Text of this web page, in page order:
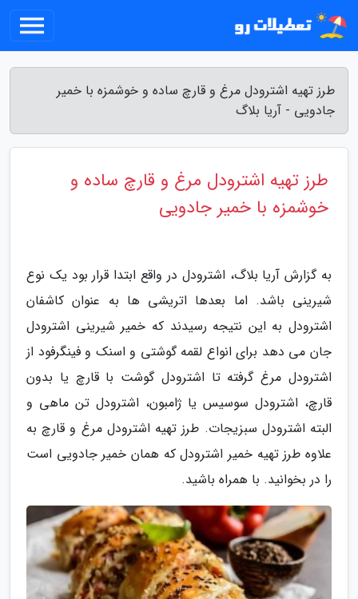
طرز تهیه اشترودل مرغ و قارچ ساده و خوشمزه با خمیر
جادویی - آریا بلاگ
طرز تهیه اشترودل مرغ و قارچ ساده و
خوشمزه با خمیر جادویی
به گزارش آریا بلاگ، اشترودل در واقع ابتدا قرار بود یک نوع
شیرینی باشد. اما بعدها اتریشی ها به عنوان کاشفان
اشترودل به این نتیجه رسیدند که خمیر شیرینی اشترودل
جان می دهد برای انواع لقمه گوشتی و اسنک و فینگرفود از
اشترودل مرغ گرفته تا اشترودل گوشت با قارچ یا بدون
قارچ، اشترودل سوسیس یا ژامبون، اشترودل تن ماهی و
البته اشترودل سبزیجات. طرز تهیه اشترودل مرغ و قارچ به
علاوه طرز تهیه خمیر اشترودل که همان خمیر جادویی است
را در بخوانید. با همراه باشید.